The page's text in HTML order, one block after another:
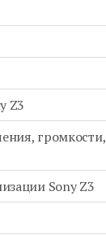
Z3
громкости,
Sony Z3